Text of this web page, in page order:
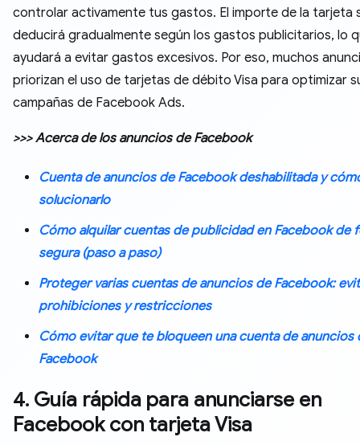
controlar activamente tus gastos. El importe de la tarjeta
deducirá gradualmente según los gastos publicitarios, lo
ayudará a evitar gastos excesivos. Por eso, muchos
priorizan el uso de tarjetas de débito Visa para optimizar
campañas de Facebook Ads.
>>> Acerca de los anuncios de Facebook
Cuenta de anuncios de Facebook deshabilitada y
solucionarlo
Cómo alquilar cuentas de publicidad en Facebook de
segura (paso a paso)
Proteger varias cuentas de anuncios de Facebook:
prohibiciones y restricciones
Cómo evitar que te bloqueen una cuenta de anuncios
Facebook
4. Guía rápida para anunciarse en
Facebook con tarjeta Visa